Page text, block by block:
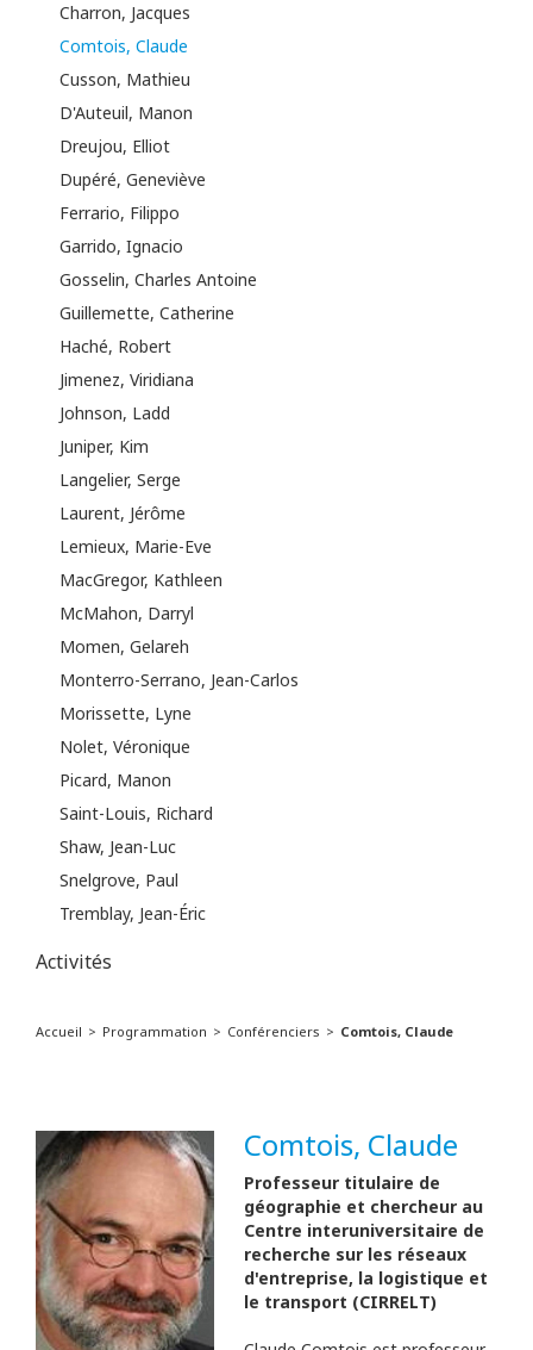
Charron, Jacques
Comtois, Claude
Cusson, Mathieu
D'Auteuil, Manon
Dreujou, Elliot
Dupéré, Geneviève
Ferrario, Filippo
Garrido, Ignacio
Gosselin, Charles Antoine
Guillemette, Catherine
Haché, Robert
Jimenez, Viridiana
Johnson, Ladd
Juniper, Kim
Langelier, Serge
Laurent, Jérôme
Lemieux, Marie-Eve
MacGregor, Kathleen
McMahon, Darryl
Momen, Gelareh
Monterro-Serrano, Jean-Carlos
Morissette, Lyne
Nolet, Véronique
Picard, Manon
Saint-Louis, Richard
Shaw, Jean-Luc
Snelgrove, Paul
Tremblay, Jean-Éric
Activités
Accueil Programmation Conférenciers Comtois, Claude
Comtois, Claude
Professeur titulaire de
géographie et chercheur au
Centre interuniversitaire de
recherche sur les réseaux
d'entreprise, la logistique et
le transport (CIRRELT)